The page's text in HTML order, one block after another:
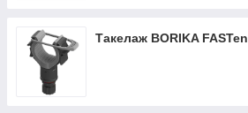
Такелаж BORIKA FASTen